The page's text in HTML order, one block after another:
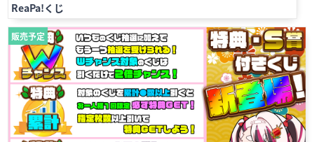
ReaPa!くじ
販売予定